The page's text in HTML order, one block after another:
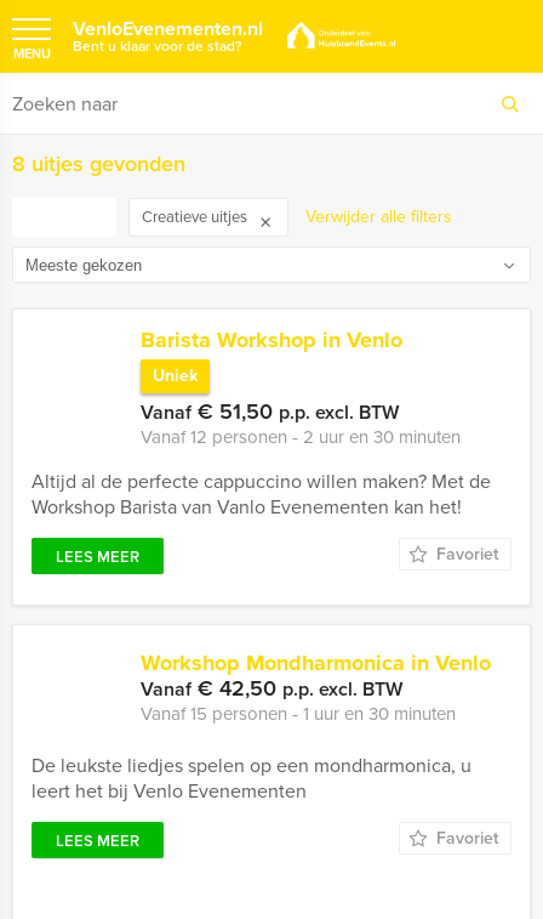
VenloEvenementen.nl
Bent u klaar voor de stad?
MENU
8 uitjes gevonden
Creatieve uitjes Verwijder alle filters
Barista Workshop in Venlo
Uniek
Vanaf€ 51,50 p.p. excl. BTW
Vanaf 12 personen ‐ 2 uur en 30 minuten
Altijd al de perfecte cappuccino willen maken? Met de
Workshop Barista van Vanlo Evenementen kan het!
LEES MEER Favoriet
Workshop Mondharmonica in Venlo
Vanaf€ 42,50 p.p. excl. BTW
Vanaf 15 personen ‐ 1 uur en 30 minuten
De leukste liedjes spelen op een mondharmonica, u
leert het bij Venlo Evenementen
LEES MEER Favoriet